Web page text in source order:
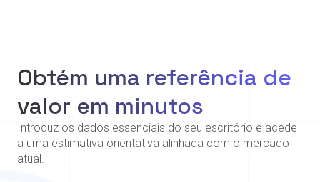
Obtém uma referência de
valor em minutos
Introduz os dados essenciais do seu escritório e acede
a uma estimativa orientativa alinhada com o mercado
atual.